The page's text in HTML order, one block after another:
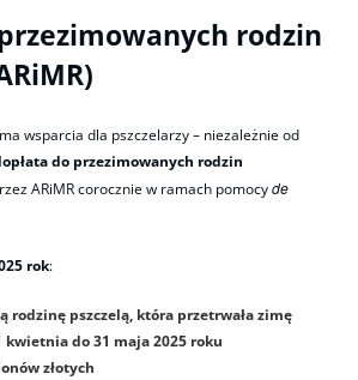
rodzin
wsparcia dla pszczelarzy – niezależnie od
do przezimowanych rodzin
ARiMR corocznie w ramach pomocyde
rok:
rodzinę pszczelą, która przetrwała zimę
kwietnia do 31 maja 2025 roku
złotych